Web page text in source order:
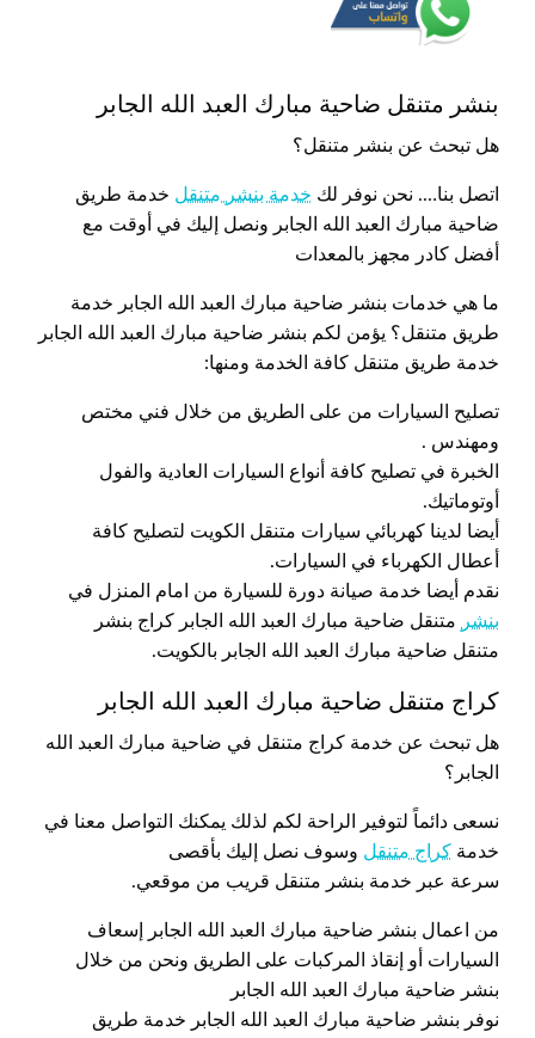
بنشر متنقل ضاحية مبارك العبد الله الجابر
هل تبحث عن بنشر متنقل؟
اتصل بنا…. نحن نوفر لك خدمة بنشر متنقل خدمة طريق
ضاحية مبارك العبد الله الجابر ونصل إليك في أوقت مع
أفضل كادر مجهز بالمعدات
ما هي خدمات بنشر ضاحية مبارك العبد الله الجابر خدمة
طريق متنقل؟ يؤمن لكم بنشر ضاحية مبارك العبد الله الجابر
خدمة طريق متنقل كافة الخدمة ومنها:
تصليح السيارات من على الطريق من خلال فني مختص
ومهندس .
الخبرة في تصليح كافة أنواع السيارات العادية والفول
أوتوماتيك.
أيضا لدينا كهربائي سيارات متنقل الكويت لتصليح كافة
أعطال الكهرباء في السيارات.
نقدم أيضا خدمة صيانة دورة للسيارة من امام المنزل في
بنشر
متنقل ضاحية مبارك العبد الله الجابر كراج بنشر
متنقل ضاحية مبارك العبد الله الجابر بالكويت.
كراج متنقل ضاحية مبارك العبد الله الجابر
هل تبحث عن خدمة كراج متنقل في ضاحية مبارك العبد الله
الجابر؟
نسعى دائماً لتوفير الراحة لكم لذلك يمكنك التواصل معنا في
خدمة كراج متنقل وسوف نصل إليك بأقصى
سرعة عبر خدمة بنشر متنقل قريب من موقعي.
من اعمال بنشر ضاحية مبارك العبد الله الجابر إسعاف
السيارات أو إنقاذ المركبات على الطريق ونحن من خلال
بنشر ضاحية مبارك العبد الله الجابر
نوفر بنشر ضاحية مبارك العبد الله الجابر خدمة طريق